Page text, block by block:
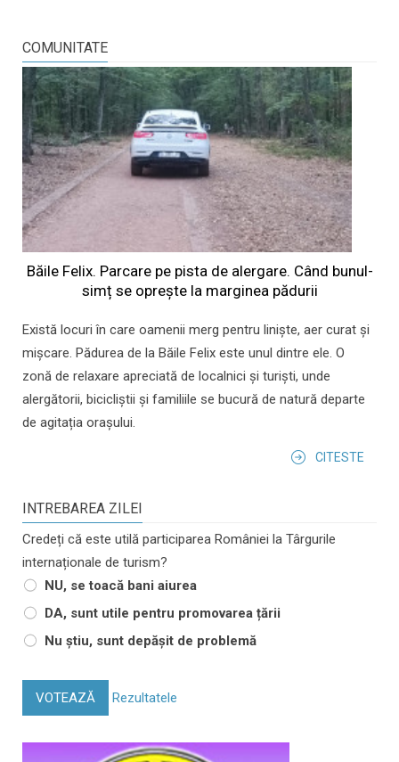
COMUNITATE
Băile Felix. Parcare pe pista de alergare. Când bunul-
simț se oprește la marginea pădurii
Există locuri în care oamenii merg pentru liniște, aer curat și
mișcare. Pădurea de la Băile Felix este unul dintre ele. O
zonă de relaxare apreciată de localnici și turiști, unde
alergătorii, bicicliștii și familiile se bucură de natură departe
de agitația orașului.
CITESTE
INTREBAREA ZILEI
Credeți că este utilă participarea României la Târgurile
internaționale de turism?
NU, se toacă bani aiurea
DA, sunt utile pentru promovarea țării
Nu știu, sunt depășit de problemă
VOTEAZĂ Rezultatele